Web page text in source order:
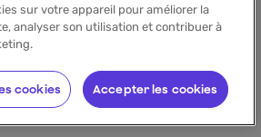
sur votre appareil pour améliorer la
analyser son utilisation et contribuer à
Accepter les cookies
cookies